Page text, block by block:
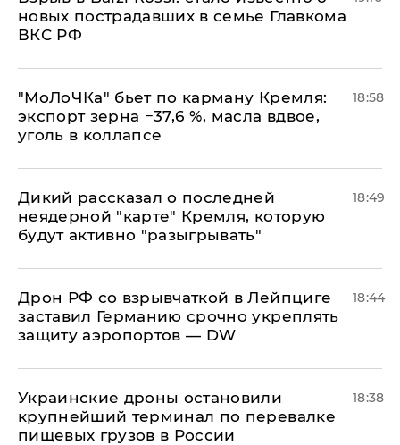
новых пострадавших в семье Главкома
ВКС РФ
​"МоЛоЧКа" бьет по карману Кремля:
экспорт зерна −37,6 %, масла вдвое,
уголь в коллапсе
18:58
Дикий рассказал о последней
неядерной "карте" Кремля, которую
будут активно "разыгрывать"
18:49
​Дрон РФ со взрывчаткой в Лейпциге
заставил Германию срочно укреплять
защиту аэропортов — DW
18:44
Украинские дроны остановили
крупнейший терминал по перевалке
пищевых грузов в России
18:38